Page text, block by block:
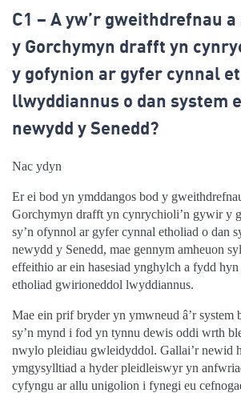
C1 – A yw’r gweithdrefnau
y Gorchymyn drafft yn
y gofynion ar gyfer cynnal
llwyddiannus o dan system
newydd y Senedd?
Nac ydyn
Er ei bod yn ymddangos bod y
Gorchymyn drafft yn cynrychioli’n gywir y
sy’n ofynnol ar gyfer cynnal etholiad o dan
newydd y Senedd, mae gennym amheuon
effeithio ar ein hasesiad ynghylch a fydd
etholiad gwirioneddol lwyddiannus.
Mae ein prif bryder yn ymwneud â’r system
sy’n mynd i fod yn tynnu dewis oddi wrth
nwylo pleidiau gwleidyddol. Gallai’r newid
ymgysylltiad a hyder pleidleiswyr yn
cyfyngu ar allu unigolion i fynegi eu